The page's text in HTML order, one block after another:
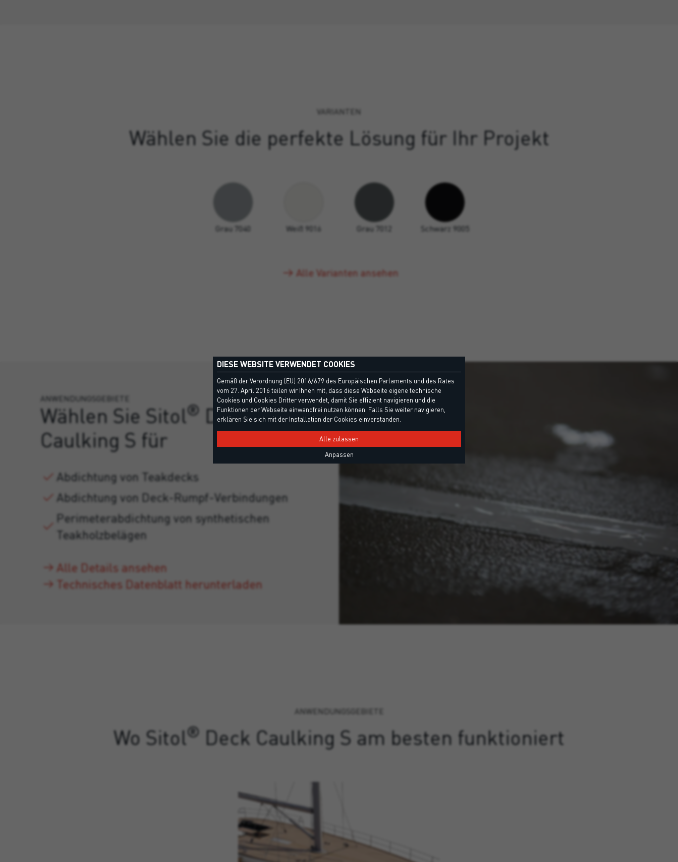
VARIANTEN
Wählen Sie die perfekte Lösung für Ihr Projekt
Grau 7040 Weiß 9016 Grau 7012 Schwarz 9005
Alle Varianten ansehen
ANWENDUNGSGEBIETE
Wählen Sie Sitol® Deck
Caulking S für
Abdichtung von Teakdecks
Abdichtung von Deck-Rumpf-Verbindungen
Perimeterabdichtung von synthetischen
Teakholzbelägen
Alle Details ansehen
Technisches Datenblatt herunterladen
ANWENDUNGSGEBIETE
Wo Sitol® Deck Caulking S am besten funktioniert
DIESE WEBSITE VERWENDET COOKIES
Gemäß der Verordnung (EU) 2016/679 des Europäischen Parlaments und des Rates
vom 27. April 2016 teilen wir Ihnen mit, dass diese Webseite eigene technische
Cookies und Cookies Dritter verwendet, damit Sie effizient navigieren und die
Funktionen der Webseite einwandfrei nutzen können. Falls Sie weiter navigieren,
erklären Sie sich mit der Installation der Cookies einverstanden.
Alle zulassen
Anpassen